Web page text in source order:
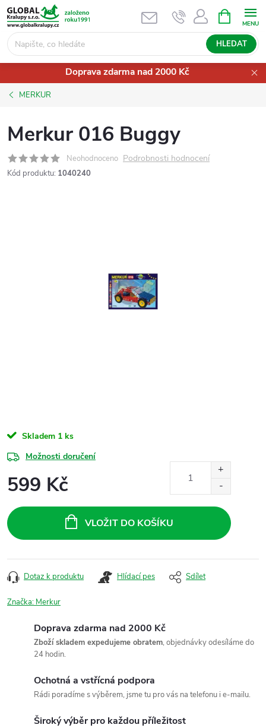
Přejít
na
obsah
HLEDAT
NÁKUPNÍ
KOŠÍK
Doprava zdarma nad 2000 Kč
MERKUR
Merkur 016 Buggy
Neohodnoceno Podrobnosti hodnocení
Kód produktu: 1040240
Skladem 1 ks
Možnosti doručení
599 Kč
cena:
VLOŽIT DO KOŠÍKU
Dotaz k produktu Hlídací pes Sdílet
Značka: Merkur
Doprava zdarma nad 2000 Kč
Zboží skladem expedujeme obratem, objednávky odesíláme do
24 hodin.
Ochotná a vstřícná podpora
Rádi poradíme s výběrem, jsme tu pro vás na telefonu i e-mailu.
Široký výběr pro každou příležitost